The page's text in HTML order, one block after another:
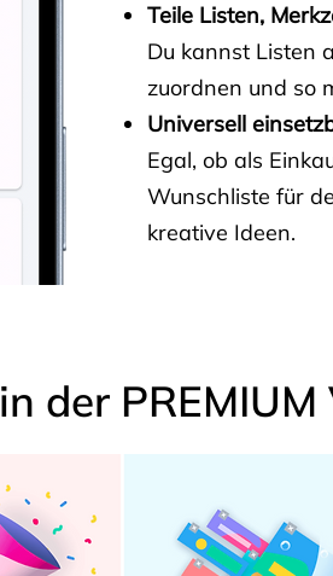
Teile Listen,
Du kannst Listen
zuordnen und so
Universell
Egal, ob als
Wunschliste für
kreative Ideen.
der PREMIUM